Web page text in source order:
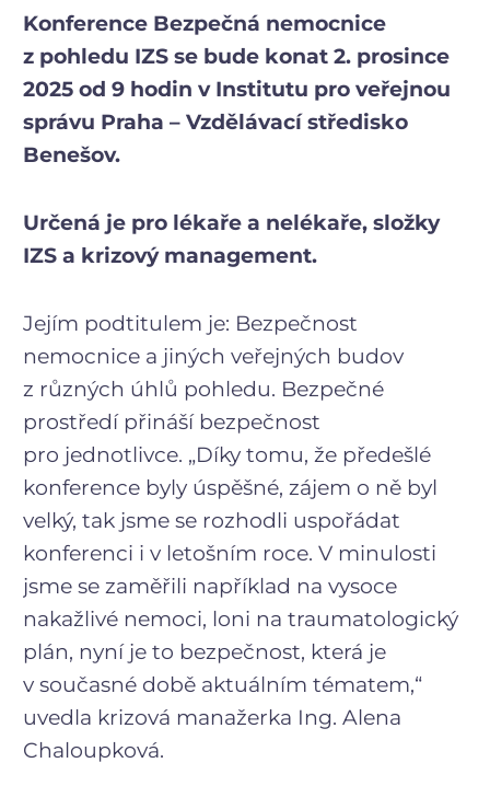
Konference Bezpečná nemocnice
z pohledu IZS se bude konat 2. prosince
2025 od 9 hodin v Institutu pro veřejnou
správu Praha – Vzdělávací středisko
Benešov.
Určená je pro lékaře a nelékaře, složky
IZS a krizový management.
Jejím podtitulem je: Bezpečnost
nemocnice a jiných veřejných budov
z různých úhlů pohledu. Bezpečné
prostředí přináší bezpečnost
pro jednotlivce. „Díky tomu, že předešlé
konference byly úspěšné, zájem o ně byl
velký, tak jsme se rozhodli uspořádat
konferenci i v letošním roce. V minulosti
jsme se zaměřili například na vysoce
nakažlivé nemoci, loni na traumatologický
plán, nyní je to bezpečnost, která je
v současné době aktuálním tématem,“
uvedla krizová manažerka Ing. Alena
Chaloupková.